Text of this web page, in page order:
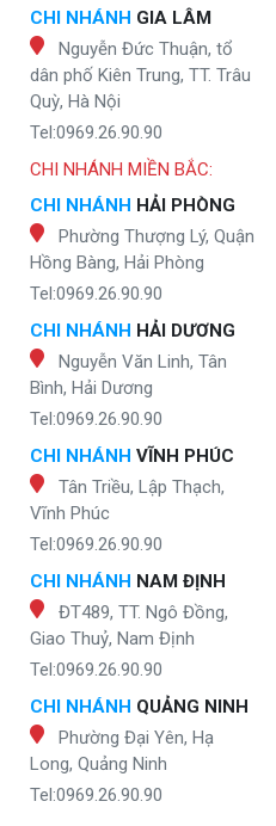
CHI NHÁNH GIA LÂM
Nguyễn Đức Thuận, tổ
dân phố Kiên Trung, TT. Trâu
Quỳ, Hà Nội
Tel:0969.26.90.90
CHI NHÁNH MIỀN BẮC:
CHI NHÁNH HẢI PHÒNG
Phường Thượng Lý, Quận
Hồng Bàng, Hải Phòng
Tel:0969.26.90.90
CHI NHÁNH HẢI DƯƠNG
Nguyễn Văn Linh, Tân
Bình, Hải Dương
Tel:0969.26.90.90
CHI NHÁNH VĨNH PHÚC
Tân Triều, Lập Thạch,
Vĩnh Phúc
Tel:0969.26.90.90
CHI NHÁNH NAM ĐỊNH
ĐT489, TT. Ngô Đồng,
Giao Thuỷ, Nam Định
Tel:0969.26.90.90
CHI NHÁNH QUẢNG NINH
Phường Đại Yên, Hạ
Long, Quảng Ninh
Tel:0969.26.90.90